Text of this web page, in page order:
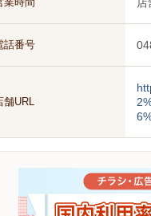
話番号
舗URL